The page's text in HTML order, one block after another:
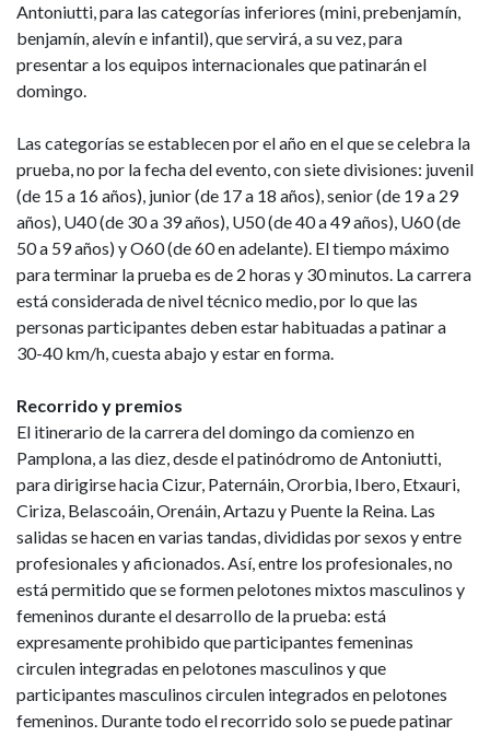
Antoniutti, para las categorías inferiores (mini, prebenjamín,
benjamín, alevín e infantil), que servirá, a su vez, para
presentar a los equipos internacionales que patinarán el
domingo.
Las categorías se establecen por el año en el que se celebra la
prueba, no por la fecha del evento, con siete divisiones: juvenil
(de 15 a 16 años), junior (de 17 a 18 años), senior (de 19 a 29
años), U40 (de 30 a 39 años), U50 (de 40 a 49 años), U60 (de
50 a 59 años) y O60 (de 60 en adelante). El tiempo máximo
para terminar la prueba es de 2 horas y 30 minutos. La carrera
está considerada de nivel técnico medio, por lo que las
personas participantes deben estar habituadas a patinar a
30-40 km/h, cuesta abajo y estar en forma.
Recorrido y premios
El itinerario de la carrera del domingo da comienzo en
Pamplona, a las diez, desde el patinódromo de Antoniutti,
para dirigirse hacia Cizur, Paternáin, Ororbia, Ibero, Etxauri,
Ciriza, Belascoáin, Orenáin, Artazu y Puente la Reina. Las
salidas se hacen en varias tandas, divididas por sexos y entre
profesionales y aficionados. Así, entre los profesionales, no
está permitido que se formen pelotones mixtos masculinos y
femeninos durante el desarrollo de la prueba: está
expresamente prohibido que participantes femeninas
circulen integradas en pelotones masculinos y que
participantes masculinos circulen integrados en pelotones
femeninos. Durante todo el recorrido solo se puede patinar